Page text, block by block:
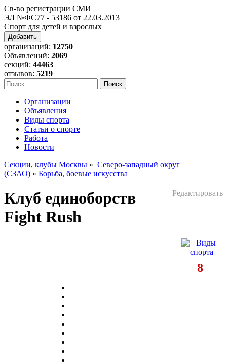
Св-во регистрации СМИ
ЭЛ №ФС77 - 53186 от 22.03.2013
Спорт для детей и взрослых
Добавить
организаций: 12750
Объявлений: 2069
секций: 44463
отзывов: 5219
Организации
Объявления
Виды спорта
Статьи о спорте
Работа
Новости
Секции, клубы Москвы » Северо-западный округ
(СЗАО) » Борьба, боевые искусства
Редактировать
Клуб единоборств
Fight Rush
8